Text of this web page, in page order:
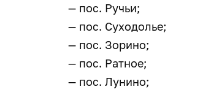
— пос. Ручьи;
— пос. Суходолье;
— пос. Зорино;
— пос. Ратное;
— пос. Лунино;